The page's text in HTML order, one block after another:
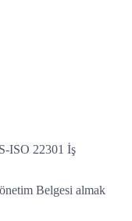
ISO 22301 İş
Belgesi almak